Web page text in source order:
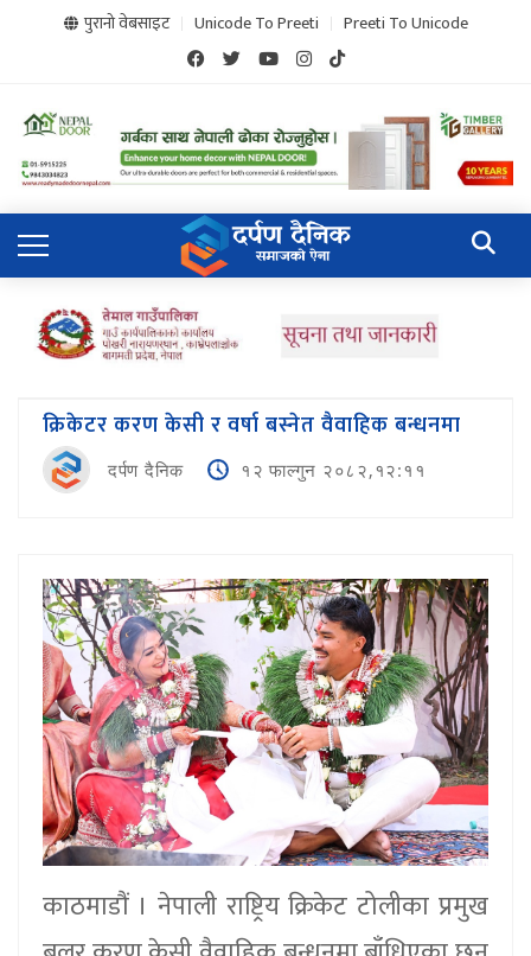
पुरानो वेबसाइट Unicode To Preeti Preeti To Unicode
क्रिकेटर करण केसी र वर्षा बस्नेत वैवाहिक बन्धनमा
दर्पण दैनिक १२ फाल्गुन २०८२,१२:११
काठमाडौं । नेपाली राष्ट्रिय क्रिकेट टोलीका प्रमुख